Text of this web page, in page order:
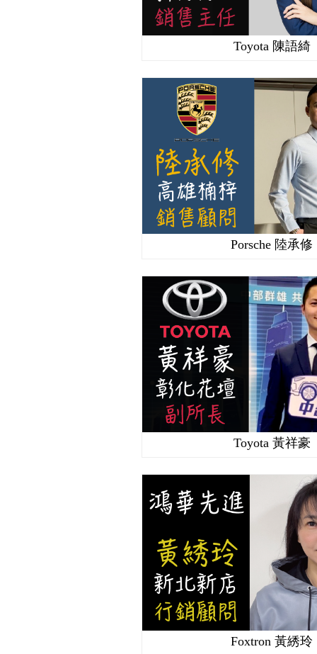
Toyota 陳語綺
Porsche 陸承修
Toyota 黃祥豪
Foxtron 黃綉玲